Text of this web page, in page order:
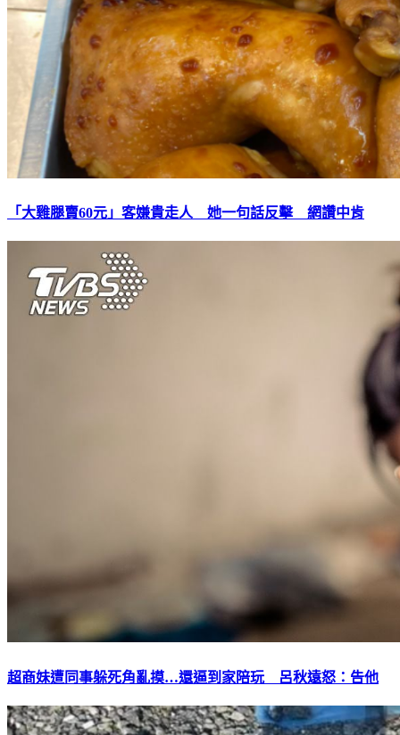
「大雞腿賣60元」客嫌貴走人 她一句話反擊 網讚中肯
超商妹遭同事躲死角亂摸…還逼到家陪玩 呂秋遠怒：告他